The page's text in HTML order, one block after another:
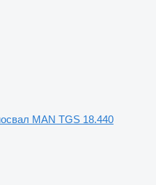
MAN TGS 18.440